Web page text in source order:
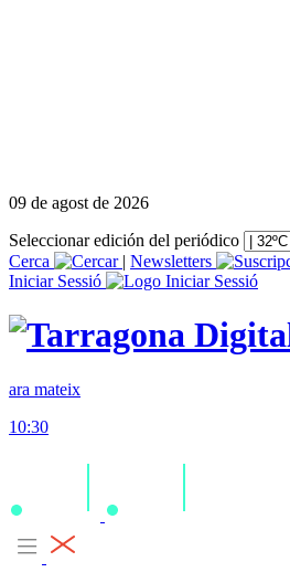
09 de agost de 2026
Seleccionar edición del periódico
Cerca
| Newsletters
Iniciar Sessió
ara mateix
10:30